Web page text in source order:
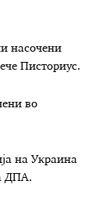
насочени
Писториус.
во
на Украина
ДПА.